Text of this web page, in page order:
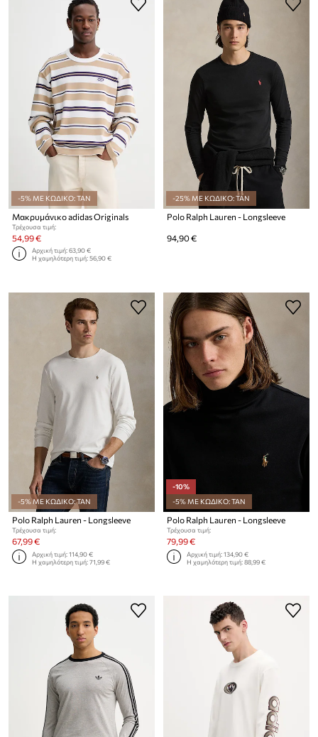
-5% ΜΕ ΚΩΔΙΚΟ: TAN
Μακρυμάνικο adidas Originals
Τρέχουσα τιμή:
54,99 €
Αρχική τιμή:63,90 €
Η χαμηλότερη τιμή:56,90 €
-25% ΜΕ ΚΩΔΙΚΟ: TAN
Polo Ralph Lauren - Longsleeve
94,90 €
-5% ΜΕ ΚΩΔΙΚΟ: TAN
Polo Ralph Lauren - Longsleeve
Τρέχουσα τιμή:
67,99 €
Αρχική τιμή:114,90 €
Η χαμηλότερη τιμή:71,99 €
-10%
-5% ΜΕ ΚΩΔΙΚΟ: TAN
Polo Ralph Lauren - Longsleeve
Τρέχουσα τιμή:
79,99 €
Αρχική τιμή:134,90 €
Η χαμηλότερη τιμή:88,99 €